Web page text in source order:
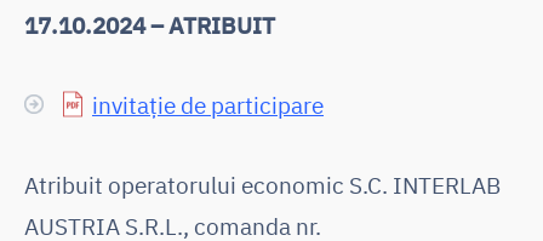
17.10.2024 – ATRIBUIT
invitație de participare
Atribuit operatorului economic S.C. INTERLAB
AUSTRIA S.R.L., comanda nr.